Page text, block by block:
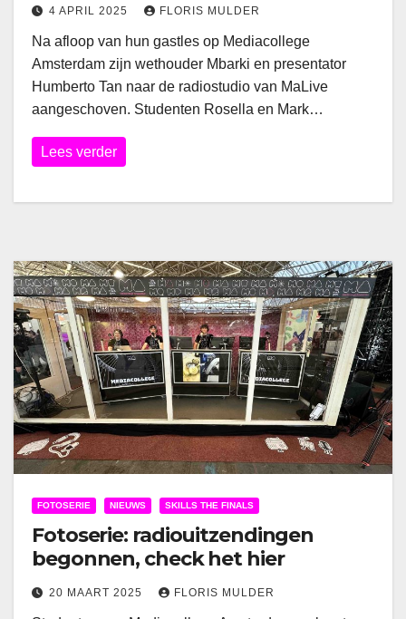
4 APRIL 2025 FLORIS MULDER
Na afloop van hun gastles op Mediacollege
Amsterdam zijn wethouder Mbarki en presentator
Humberto Tan naar de radiostudio van MaLive
aangeschoven. Studenten Rosella en Mark…
Lees verder
FOTOSERIE NIEUWS SKILLS THE FINALS
Fotoserie: radiouitzendingen
begonnen, check het hier
20 MAART 2025 FLORIS MULDER